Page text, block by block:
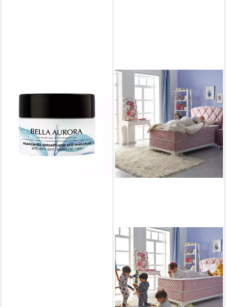
Maske
30,82 €
(410,93 €/ 1 l)
lieferbar in 3 Wochen